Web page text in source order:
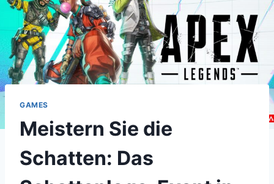
GAMES
Meistern Sie die
Schatten: Das